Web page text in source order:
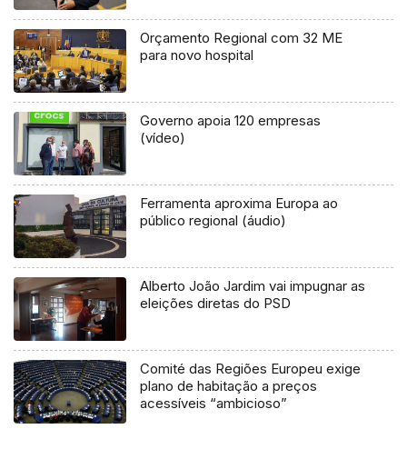
Orçamento Regional com 32 ME
para novo hospital
Governo apoia 120 empresas
(vídeo)
Ferramenta aproxima Europa ao
público regional (áudio)
Alberto João Jardim vai impugnar as
eleições diretas do PSD
Comité das Regiões Europeu exige
plano de habitação a preços
acessíveis “ambicioso”